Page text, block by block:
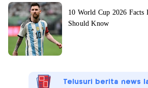
Telusuri berita news